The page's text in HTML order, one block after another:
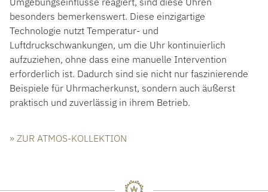
besonders bemerkenswert. Diese einzigartige
Technologie nutzt Temperatur- und
Luftdruckschwankungen, um die Uhr kontinuierlich
aufzuziehen, ohne dass eine manuelle Intervention
erforderlich ist. Dadurch sind sie nicht nur faszinierende
Beispiele für Uhrmacherkunst, sondern auch äußerst
praktisch und zuverlässig in ihrem Betrieb.
» ZUR ATMOS-KOLLEKTION